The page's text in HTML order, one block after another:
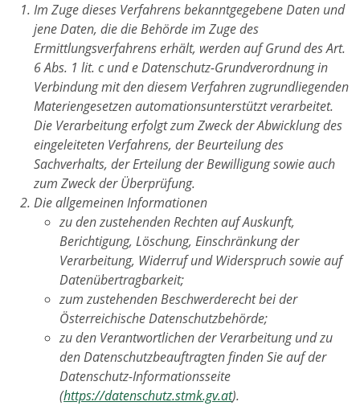
Im Zuge dieses Verfahrens bekanntgegebene Daten und
jene Daten, die die Behörde im Zuge des
Ermittlungsverfahrens erhält, werden auf Grund des Art.
6 Abs. 1 lit. c und e Datenschutz-Grundverordnung in
Verbindung mit den diesem Verfahren zugrundliegenden
Materiengesetzen automationsunterstützt verarbeitet.
Die Verarbeitung erfolgt zum Zweck der Abwicklung des
eingeleiteten Verfahrens, der Beurteilung des
Sachverhalts, der Erteilung der Bewilligung sowie auch
zum Zweck der Überprüfung.
Die allgemeinen Informationen
zu den zustehenden Rechten auf Auskunft,
Berichtigung, Löschung, Einschränkung der
Verarbeitung, Widerruf und Widerspruch sowie auf
Datenübertragbarkeit;
zum zustehenden Beschwerderecht bei der
Österreichische Datenschutzbehörde;
zu den Verantwortlichen der Verarbeitung und zu
den Datenschutzbeauftragten finden Sie auf der
Datenschutz-Informationsseite
(https://datenschutz.stmk.gv.at).